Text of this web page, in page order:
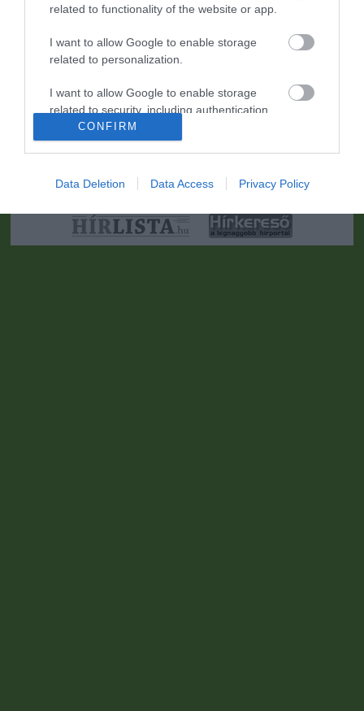
related to functionality of the website or app.
I want to allow Google to enable storage
related to personalization.
I want to allow Google to enable storage
related to security, including authentication
functionality and fraud prevention, and other
user protection.
CONFIRM
Data Deletion Data Access Privacy Policy
Portál szoftver és szerkesztőségi CMS, DMS rendszer:© PortalWare, 2017
•Médiaajánlat és hirdetési akciók
nyiltakozat•Fórum•Írj Nekünk!•Olvasói és moderálási alapelvek•